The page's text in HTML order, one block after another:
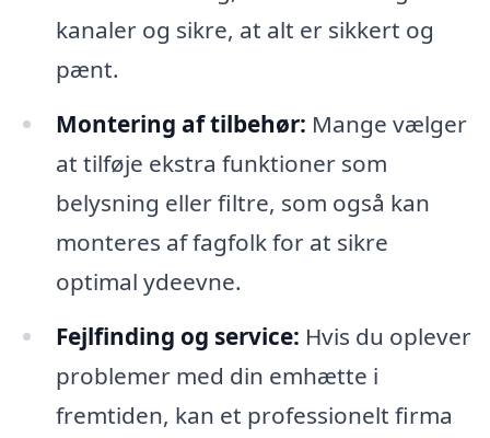
kanaler og sikre, at alt er sikkert og
pænt.
Montering af tilbehør: Mange vælger
at tilføje ekstra funktioner som
belysning eller filtre, som også kan
monteres af fagfolk for at sikre
optimal ydeevne.
Fejlfinding og service: Hvis du oplever
problemer med din emhætte i
fremtiden, kan et professionelt firma